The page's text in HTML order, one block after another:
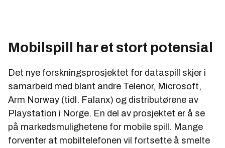
Mobilspill har et stort potensial
Det nye forskningsprosjektet for dataspill skjer i
samarbeid med blant andre Telenor, Microsoft,
Arm Norway (tidl. Falanx) og distributørene av
Playstation i Norge. En del av prosjektet er å se
på markedsmulighetene for mobile spill. Mange
forventer at mobiltelefonen vil fortsette å smelte